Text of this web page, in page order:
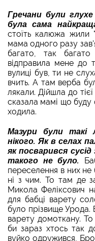
Гречани були
була сама
стоїть калюжа жили
мама одного разу
багато, так
відправила мене до
вулиці був, ти не
вчить. А там верба
лякали. Дійшла до
сказала мамі що буду
ходила.
Мазури були такі
нікого. Як в селах
як посварився
такого не було.
переселення в них
ні з чим. То там де
Микола Феліксович
для бабці варету
було прізвище Урода.
варету домоткану.
би зараз хтось так
вуйко одружився,